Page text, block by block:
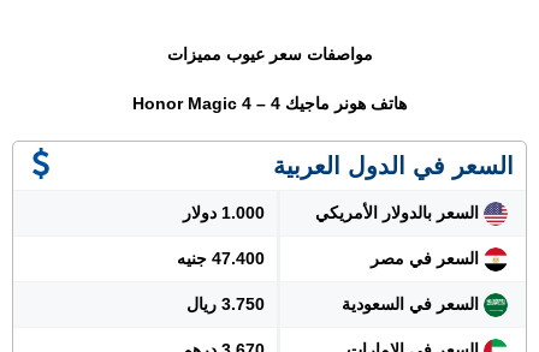
مواصفات سعر عيوب مميزات
هاتف هونر ماجيك 4 – Honor Magic 4
السعر في الدول العربية
السعر بالدولار الأمريكي 1.000 دولار
السعر في مصر 47.400 جنيه
السعر في السعودية 3.750 ريال